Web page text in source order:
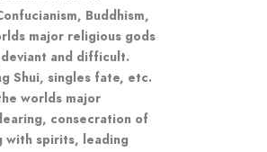
Buddhism,
major religious gods
and difficult.
Shui, singles fate, etc.
worlds major
consecration of
with spirits, leading